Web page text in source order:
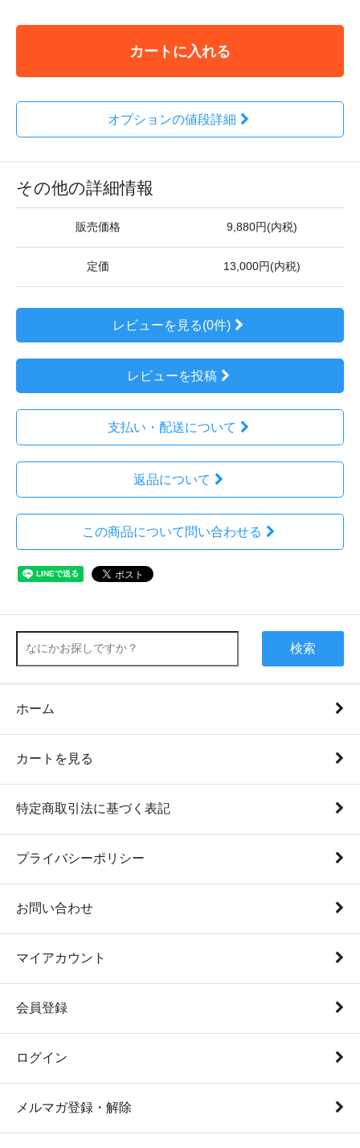
カートに入れる
オプションの値段詳細
その他の詳細情報
販売価格 9,880円(内税)
定価 13,000円(内税)
レビューを見る(0件)
レビューを投稿
支払い・配送について
返品について
この商品について問い合わせる
検索
ホーム
カートを見る
特定商取引法に基づく表記
プライバシーポリシー
お問い合わせ
マイアカウント
会員登録
ログイン
メルマガ登録・解除